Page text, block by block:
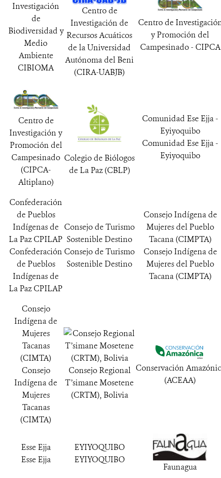
Investigación
de
Biodiversidad y
Medio
Ambiente
CIBIOMA
Centro de
Investigación de
Recursos Acuáticos
de la Universidad
Autónoma del Beni
(CIRA-UABJB)
Centro de
y Promoción del
Campesinado - CIPCA
Centro de
Investigación y
Promoción del
Campesinado
(CIPCA-
Altiplano)
Colegio de Biólogos
de La Paz (CBLP)
Comunidad Ese Ejja -
Eyiyoquibo
Comunidad Ese Ejja -
Eyiyoquibo
Confederación
de Pueblos
Indígenas de
La Paz CPILAP
Confederación
de Pueblos
Indígenas de
La Paz CPILAP
Consejo de Turismo
Sostenible Destino
Consejo de Turismo
Sostenible Destino
Consejo Indígena de
Mujeres del Pueblo
Tacana (CIMPTA)
Consejo Indígena de
Mujeres del Pueblo
Tacana (CIMPTA)
Consejo
Indígena de
Mujeres
Tacanas
(CIMTA)
Consejo
Indígena de
Mujeres
Tacanas
(CIMTA)
Consejo Regional
T’simane Mosetene
(CRTM), Bolivia
Conservación
(ACEAA)
Esse Ejja
Esse Ejja
EYIYOQUIBO
EYIYOQUIBO
Faunagua